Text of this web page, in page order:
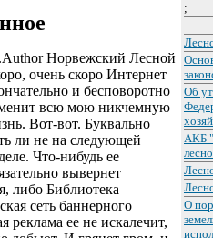
Норвежский Лесной
очень скоро Интернет
и бесповоротно
всю мою никчемную
Вот-вот. Буквально
ли не на следующей
Что-нибудь ее
вывернет
либо Библиотека
сеть баннерного
реклама ее не искалечит,
;
Об
АКБ
О